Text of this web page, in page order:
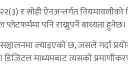
र सोही ऐनअन्तर्गत नियमावलीको
पनि राख्नुपर्ने बाध्यता हुनेछ।
ल्याइएको छ, जसले गर्दा
माध्यमबाट त्यसको